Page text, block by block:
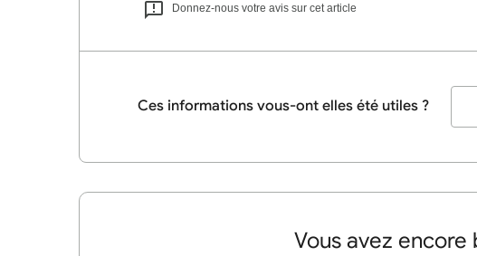
Donnez-nous votre avis sur cet article
Ces informations vous-ont elles été utiles ?
Vous avez encore